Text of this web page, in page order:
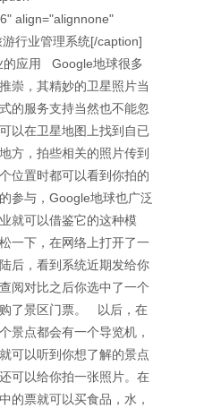
align="alignnone"
行业管理系统[/caption]
的应用 Google地球很多
崇，其精妙的卫星照片当
的服务支持当然也不能忽
以在卫星地图上找到自已
方，拍些相关的照片传到
位置时都可以看到你拍的
参与，Google地球也广泛
就可以借鉴它的这种模
一下，在网络上打开了一
后，看到系统近期发给你
阅对比之后你选中了一个
了景区门票。 以后，在
景点都会有一个导览机，
可以听到你想了解的景点
可以给你拍一张照片。在
的票就可以买食品，水，